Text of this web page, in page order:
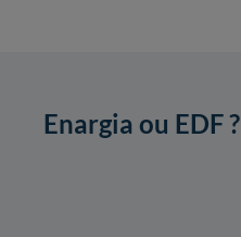
Enargia ou EDF